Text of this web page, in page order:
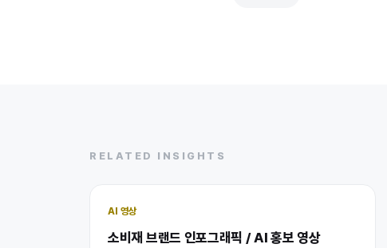
RELATED INSIGHTS
AI 영상
소비재 브랜드 인포그래픽 / AI 홍보 영상